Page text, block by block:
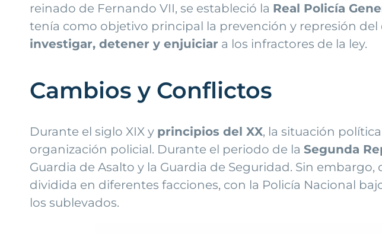
reinado de Fernando VII, se estableció la Real Policía
tenía como objetivo principal la prevención y represión
investigar, detener y enjuiciar a los infractores de la ley.
Cambios y Conflictos
Durante el siglo XIX y principios del XX, la situación
organización policial. Durante el periodo de la Segunda
Guardia de Asalto y la Guardia de Seguridad. Sin embargo,
dividida en diferentes facciones, con la Policía Nacional
los sublevados.